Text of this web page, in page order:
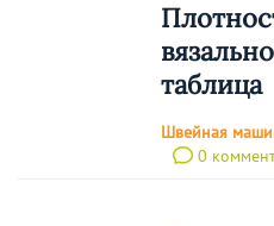
таблица
Швейная
0